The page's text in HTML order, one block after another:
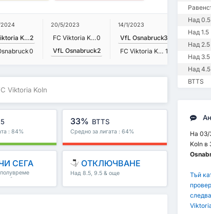
FC Viktoria Koln2
0
20/5/2023
FC Viktoria Koln0
VfL Osnabruck2
14/1/2023
VfL Osnabruck3
FC Viktoria Koln 1
14/2/2022
Viktoria Koln
: 84%
33% BTTS
Средно за лигата : 64%
СЕГА
& още
ОТКЛЮЧВАНЕ
Над 8.5, 9.5 & още
Над 0.5
Над 1.5
Над 2.5
Над 3.5
Над 4.5
BTTS
На 03/
Koln в
Тъй